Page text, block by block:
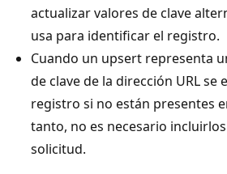
actualizar valores de clave
usa para identificar el registro.
Cuando un upsert representa
de clave de la dirección URL se
registro si no están presentes
tanto, no es necesario
solicitud.